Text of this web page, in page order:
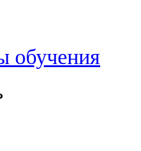
обучения